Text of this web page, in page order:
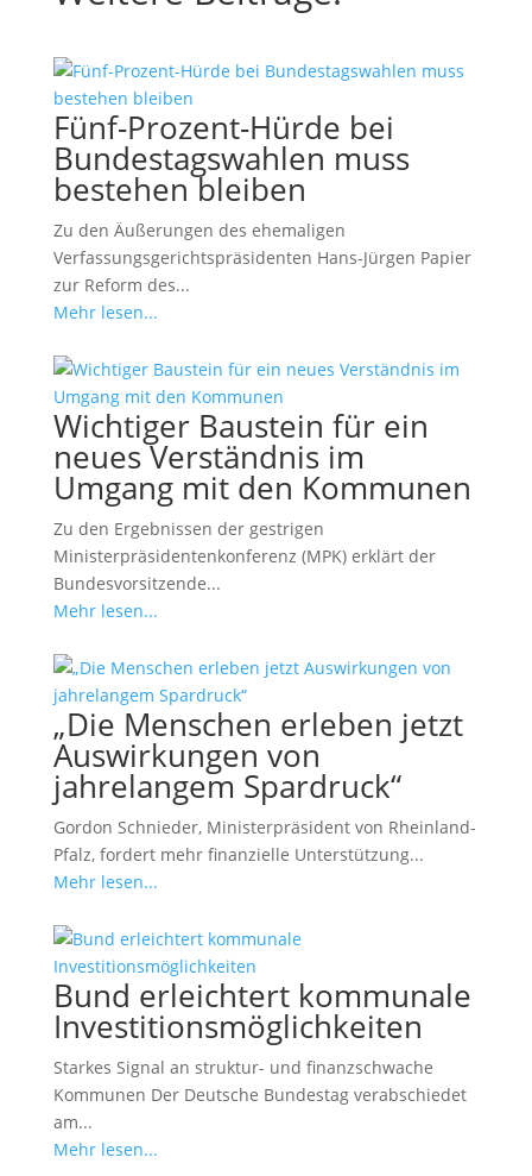
Fünf-Prozent-Hürde bei
Bundestagswahlen muss
bestehen bleiben
Zu den Äußerungen des ehemaligen
Verfassungsgerichtspräsidenten Hans-Jürgen Papier
zur Reform des...
Mehr lesen...
Wichtiger Baustein für ein
neues Verständnis im
Umgang mit den Kommunen
Zu den Ergebnissen der gestrigen
Ministerpräsidentenkonferenz (MPK) erklärt der
Bundesvorsitzende...
Mehr lesen...
„Die Menschen erleben jetzt
Auswirkungen von
jahrelangem Spardruck“
Gordon Schnieder, Ministerpräsident von Rheinland-
Pfalz, fordert mehr finanzielle Unterstützung...
Mehr lesen...
Bund erleichtert kommunale
Investitionsmöglichkeiten
Starkes Signal an struktur- und finanzschwache
Kommunen Der Deutsche Bundestag verabschiedet
am...
Mehr lesen...